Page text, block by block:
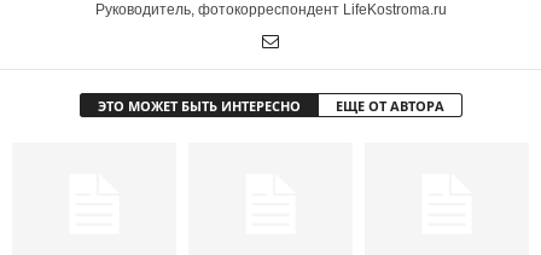
Руководитель, фотокорреспондент LifeKostroma.ru
ЭТО МОЖЕТ БЫТЬ ИНТЕРЕСНО ЕЩЕ ОТ АВТОРА